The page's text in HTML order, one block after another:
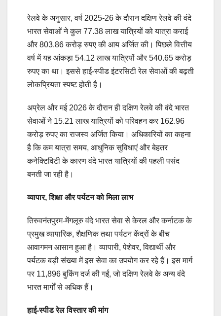
रेलवे के अनुसार, वर्ष 2025-26 के दौरान दक्षिण रेलवे की वंदे
भारत सेवाओं ने कुल 77.38 लाख यात्रियों को यात्रा कराई
और 803.86 करोड़ रुपए की आय अर्जित की। पिछले वित्तीय
वर्ष में यह आंकड़ा 54.12 लाख यात्रियों और 540.65 करोड़
रुपए का था। इससे हाई-स्पीड इंटरसिटी रेल सेवाओं की बढ़ती
लोकप्रियता स्पष्ट होती है।
अप्रेल और मई 2026 के दौरान ही दक्षिण रेलवे की वंदे भारत
सेवाओं ने 15.21 लाख यात्रियों को परिवहन कर 162.96
करोड़ रुपए का राजस्व अर्जित किया। अधिकारियों का कहना
है कि कम यात्रा समय, आधुनिक सुविधाएं और बेहतर
कनेक्टिविटी के कारण वंदे भारत यात्रियों की पहली पसंद
बनती जा रही है।
व्यापार, शिक्षा और पर्यटन को मिला लाभ
तिरुवनंतपुरम-मेंगलूरु वंदे भारत सेवा से केरल और कर्नाटक के
प्रमुख व्यापारिक, शैक्षणिक तथा पर्यटन केंद्रों के बीच
आवागमन आसान हुआ है। व्यापारी, पेशेवर, विद्यार्थी और
पर्यटक बड़ी संख्या में इस सेवा का उपयोग कर रहे हैं। इस मार्ग
पर 11,896 बुकिंग दर्ज की गईं, जो दक्षिण रेलवे के अन्य वंदे
भारत मार्गों से अधिक हैं।
हाई-स्पीड रेल विस्तार की मांग